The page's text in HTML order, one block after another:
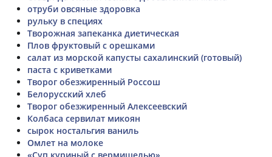
отруби овсяные здоровка
рульку в специях
Творожная запеканка диетическая
Плов фруктовый с орешками
салат из морской капусты сахалинский (готовый)
паста с криветками
Творог обезжиренный Россош
Белорусский хлеб
Творог обезжиренный Алексеевский
Колбаса сервилат микоян
сырок ностальгия ваниль
Омлет на молоке